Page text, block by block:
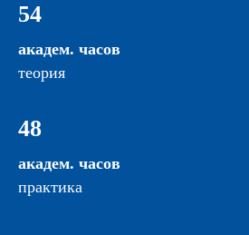
54
академ. часов
теория
48
академ. часов
практика